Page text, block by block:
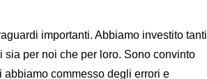
importanti. Abbiamo investito tanti
per noi che per loro. Sono convinto
commesso degli errori e